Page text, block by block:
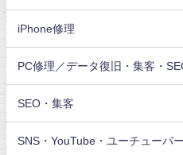
iPhone修理
PC修理／データ復旧・集客・
SEO・集客
SNS・YouTube・ユーチューバ